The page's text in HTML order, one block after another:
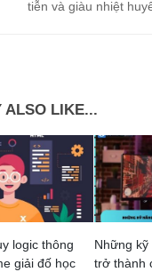
tiễn và giàu nhiệt
ALSO LIKE...
logic thông
giải đố học
Những
trở thành